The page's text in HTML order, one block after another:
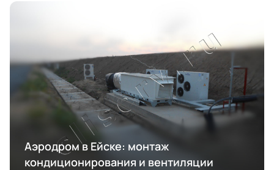
Аэродром в Ейске: монтаж
кондиционирования и вентиляции